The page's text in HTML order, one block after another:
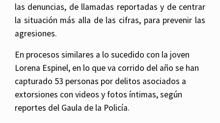
las denuncias, de llamadas reportadas y de centrar
la situación más alla de las cifras, para prevenir las
agresiones.
En procesos similares a lo sucedido con la joven
Lorena Espinel, en lo que va corrido del año se han
capturado 53 personas por delitos asociados a
extorsiones con videos y fotos íntimas, según
reportes del Gaula de la Policía.